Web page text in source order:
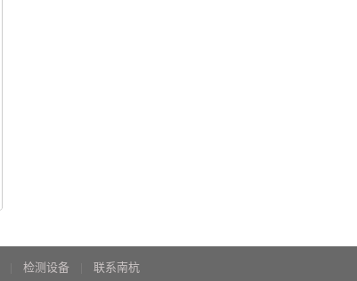
检测设备 联系南杭